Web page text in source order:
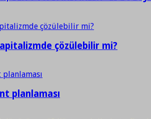
çözülebilir mi?
planlaması